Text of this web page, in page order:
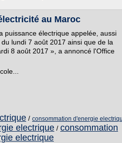
au Maroc
électrique appelée, aussi
lundi 7 août 2017 ainsi que de la
8 août 2017 », a annoncé l'Office
/ consommation d'energie
electrique / consommation
electrique